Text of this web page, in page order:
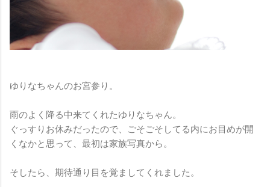
ゆりなちゃんのお宮参り。
雨のよく降る中来てくれたゆりなちゃん。
ぐっすりお休みだったので、ごそごそしてる内にお目めが開
くなかと思って、最初は家族写真から。
そしたら、期待通り目を覚ましてくれました。